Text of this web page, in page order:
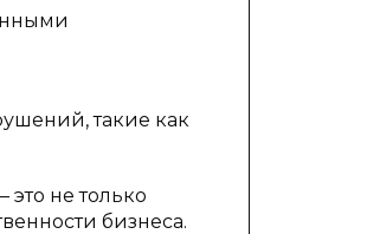
такие как
не только
бизнеса.